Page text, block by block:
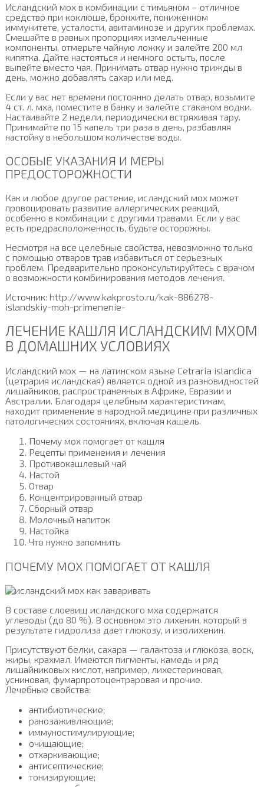
Исландский мох в комбинации с тимьяном – отличное
средство при коклюше, бронхите, пониженном
иммунитете, усталости, авитаминозе и других проблемах.
Смешайте в равных пропорциях измельченные
компоненты, отмерьте чайную ложку и залейте 200 мл
кипятка. Дайте настояться и немного остыть, после
выпейте вместо чая. Принимать отвар нужно трижды в
день, можно добавлять сахар или мед.
Если у вас нет времени постоянно делать отвар, возьмите
4 ст. л. мха, поместите в банку и залейте стаканом водки.
Настаивайте 2 недели, периодически встряхивая тару.
Принимайте по 15 капель три раза в день, разбавляя
настойку в небольшом количестве воды.
ОСОБЫЕ УКАЗАНИЯ И МЕРЫ
ПРЕДОСТОРОЖНОСТИ
Как и любое другое растение, исландский мох может
провоцировать развитие аллергических реакций,
особенно в комбинации с другими травами. Если у вас
есть предрасположенность, будьте осторожны.
Несмотря на все целебные свойства, невозможно только
с помощью отваров трав избавиться от серьезных
проблем. Предварительно проконсультируйтесь с врачом
о возможности комбинирования методов лечения.
Источник: http://www.kakprosto.ru/kak-886278-
islandskiy-moh-primenenie-
ЛЕЧЕНИЕ КАШЛЯ ИСЛАНДСКИМ МХОМ
В ДОМАШНИХ УСЛОВИЯХ
Исландский мох — на латинском языке Cetraria islandica
(цетрария исландская) является одной из разновидностей
лишайников, распространенных в Африке, Евразии и
Австралии. Благодаря целебным характеристикам,
находит применение в народной медицине при различных
патологических состояниях, включая кашель.
Почему мох помогает от кашля
Рецепты применения и лечения
Противокашлевый чай
Настой
Отвар
Концентрированный отвар
Сборный отвар
Молочный напиток
Настойка
Что нужно запомнить
ПОЧЕМУ МОХ ПОМОГАЕТ ОТ КАШЛЯ
В составе слоевищ исландского мха содержатся
углеводы (до 80 %). В основном это лихенин, который в
результате гидролиза дает глюкозу, и изолихенин.
Присутствуют белки, сахара — галактоза и глюкоза, воск,
жиры, крахмал. Имеются пигменты, камедь и ряд
лишайниковых кислот, например, лихестериновая,
усниновая, фумарпротоцентраровая и прочие.
Лечебные свойства:
антибиотические;
ранозаживляющие;
иммуностимулирующие;
очищающие;
отхаркивающие;
антисептические;
тонизирующие;